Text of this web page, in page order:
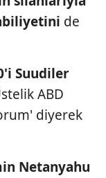
bilgi
daha işlevsel
yönelik
amaçlarıyla
alan panel
detaylı bilgi
de
Suudiler
ABD
diyerek
Netanyahu